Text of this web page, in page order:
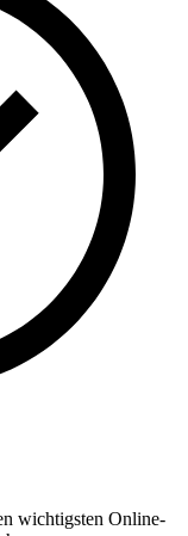
wichtigsten Online-